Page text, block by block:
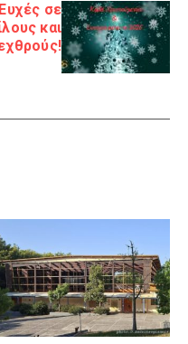
Ευχές σε
και